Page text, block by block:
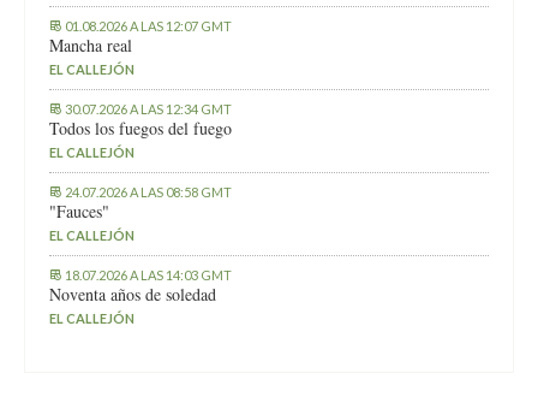
01.08.2026 A LAS 12:07 GMT
Mancha real
EL CALLEJÓN
30.07.2026 A LAS 12:34 GMT
Todos los fuegos del fuego
EL CALLEJÓN
24.07.2026 A LAS 08:58 GMT
"Fauces"
EL CALLEJÓN
18.07.2026 A LAS 14:03 GMT
Noventa años de soledad
EL CALLEJÓN